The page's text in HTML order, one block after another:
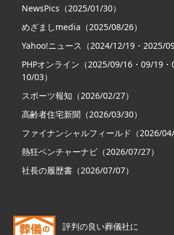
NewsPics（2025/01/30）
めざましmedia（2025/08/26）
Yahoo!ニュース（2024/12/19・2025/
PHPオンライン（2025/09/16・09/19・
10/03）
スポーツ報知（2026/02/27）
高齢者住宅新聞（2026/03/30）
ファイナンシャルフィールド（2026/04/
熱狂ベンチャーナビ（2026/07/27）
社長の履歴書（2026/07/07）
評判の良い葬儀社に